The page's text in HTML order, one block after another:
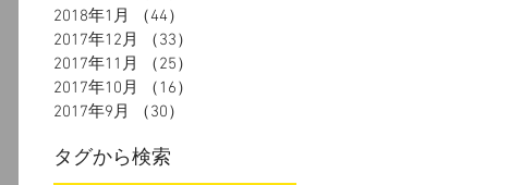
2018年1月
（44）
2017年12月
（33）
2017年11月
（25）
2017年10月
（16）
2017年9月
（30）
タグから検索